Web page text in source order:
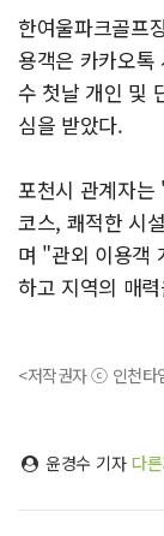
한여울파크골프
용객은 카카오톡
수 첫날 개인 및
심을 받았다.
포천시 관계자는
코스, 쾌적한 시
며 "관외 이용객
하고 지역의 매
<저작권자 ⓒ 인천타
윤경수 기자 다